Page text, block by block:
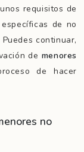
requisitos de
de no
continuar,
de menores
de hacer
no